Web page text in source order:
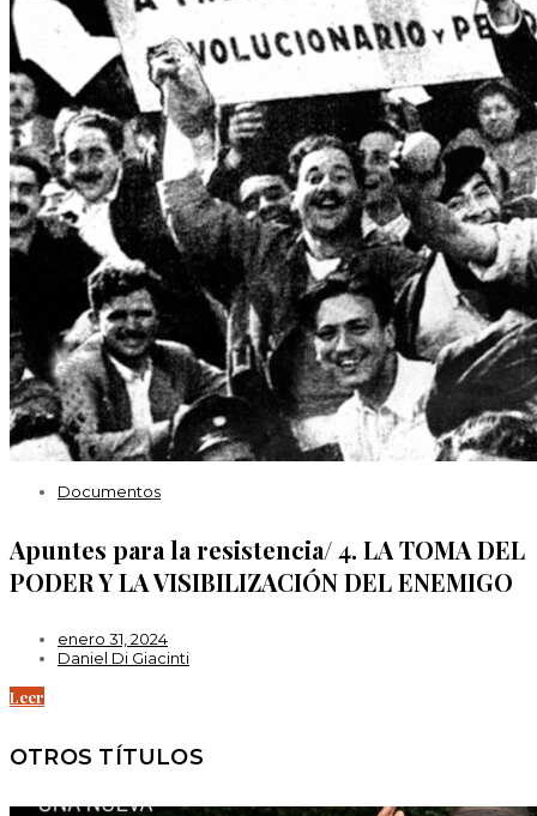
Documentos
Apuntes para la resistencia/ 4. LA TOMA DEL
PODER Y LA VISIBILIZACIÓN DEL ENEMIGO
enero 31, 2024
Daniel Di Giacinti
Leer
OTROS TÍTULOS